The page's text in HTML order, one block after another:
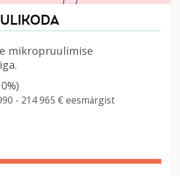
mikropruulimise
- 214 965 € eesmärgist
210%